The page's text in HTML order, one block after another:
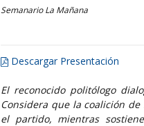
Semanario La Mañana
Descargar Presentación
El reconocido politólogo
Considera que la coalición
el partido, mientras